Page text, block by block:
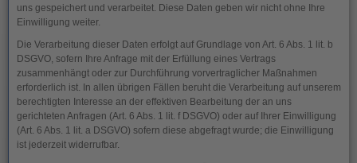
uns gespeichert und verarbeitet. Diese Daten geben wir nicht ohne Ihre
Einwilligung weiter.
Die Verarbeitung dieser Daten erfolgt auf Grundlage von Art. 6 Abs. 1 lit. b
DSGVO, sofern Ihre Anfrage mit der Erfüllung eines Vertrags
zusammenhängt oder zur Durchführung vorvertraglicher Maßnahmen
erforderlich ist. In allen übrigen Fällen beruht die Verarbeitung auf unserem
berechtigten Interesse an der effektiven Bearbeitung der an uns
gerichteten Anfragen (Art. 6 Abs. 1 lit. f DSGVO) oder auf Ihrer Einwilligung
(Art. 6 Abs. 1 lit. a DSGVO) sofern diese abgefragt wurde; die Einwilligung
ist jederzeit widerrufbar.